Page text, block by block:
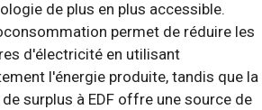
de plus en plus accessible.
permet de réduire les
d'électricité en utilisant
l'énergie produite, tandis que la
surplus à EDF offre une source de